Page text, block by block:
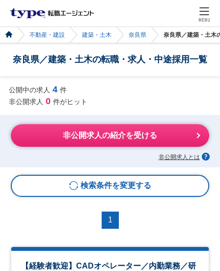
MENU
不動産・建設 建築・土木 奈良県 奈良県／建築・土木
奈良県／建築・土木の転職・求人・中途採用一覧
公開中の求人 4 件
非公開求人 0 件がヒット
非公開求人の紹介を受ける
非公開求人とは
検索条件を変更する
1
【経験者歓迎】CADオペレーター／内勤業務／研